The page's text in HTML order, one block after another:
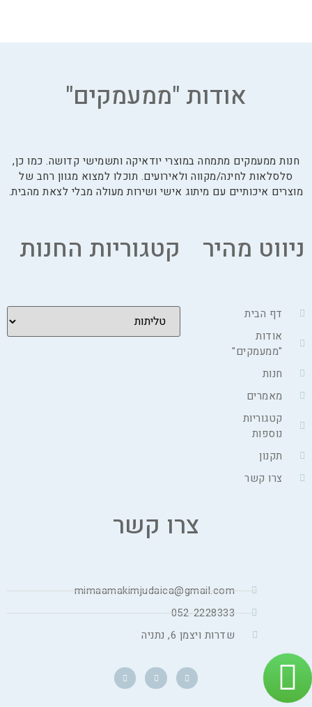
אודות "ממעמקים"
חנות ממעמקים מתמחה במוצרי יודאיקה ותשמישי קדושה. כמו כן,
סלסלאות לחינה/מקווה ולאירועים. תוכלו למצוא מגוון רחב של
מוצרים איכותיים עם מיתוג אישי ושירות מעולה מבלי לצאת מהבית.
ניווט מהיר
דף הבית
אודות
"ממעמקים"
חנות
מאמרים
קטגוריות
נוספות
תקנון
צרו קשר
קטגוריות החנות
צרו קשר
mimaamakimjudaica@gmail.com
052-2228333
שדרות ויצמן 6, נתניה